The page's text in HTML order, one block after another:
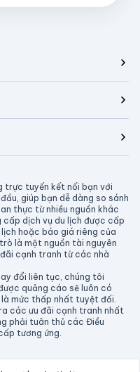
trực tuyến kết nối bạn với
giúp bạn dễ dàng so sánh
thực từ nhiều nguồn khác
cấp dịch vụ du lịch được cấp
hoặc báo giá riêng của
là một nguồn tài nguyên
cạnh tranh từ các nhà
đổi liên tục, chúng tôi
quảng cáo sẽ luôn có
là mức thấp nhất tuyệt đối.
các ưu đãi cạnh tranh nhất
phải tuân thủ các Điều
tương ứng.